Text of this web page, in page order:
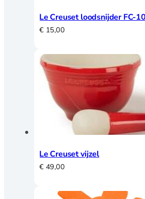
Le Creuset loodsnijder FC-
€15,00
Le Creuset vijzel
€49,00